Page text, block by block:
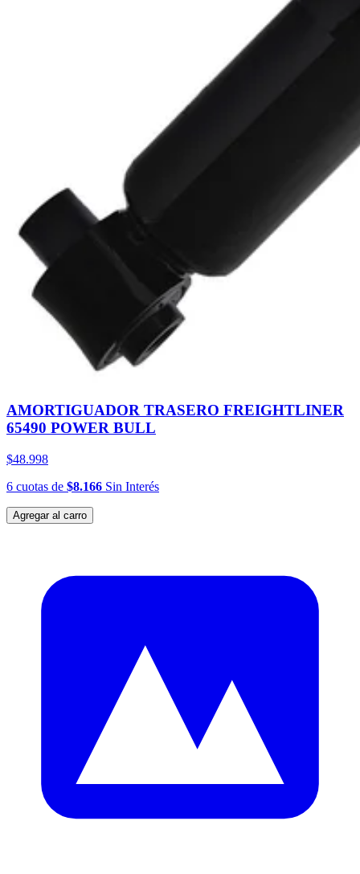
AMORTIGUADOR TRASERO FREIGHTLINER
65490 POWER BULL
$48.998
6 cuotas de $8.166 Sin Interés
Agregar al carro